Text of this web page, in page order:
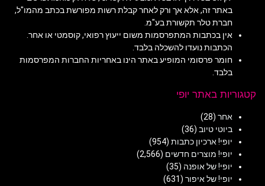
באתר זה, אלא אך ורק לאחר קבלת רשות מפורשת בכתב מהמו"ל,
חברת טלר תקשורת בע"מ.
אין בכתבות המתפרסמות משום ייעוץ רפואי, קוסמטי או אחר.
הכתבות נועדו להשכלה בלבד.
חומר פרסומי המופיע באתר הינו באחריות החברות המפרסמות
בלבד.
קטגוריות באתר יופי
אחר (28)
ביוטי טיוב (36)
יופי! ארכיון כתבות (954)
יופי! מוצרים חדשים (2,566)
יופי! של אופנה (35)
יופי! של איפור (631)